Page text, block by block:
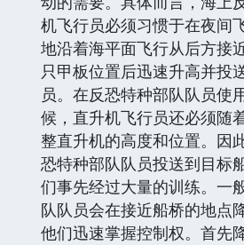
机飞行员必须习惯于在夜间
地沿着海平面飞行从后方接
只甲板位置后迅速升高并投
员。在反恐特种部队队员使
候，直升机飞行员还必须随
整直升机的高度和位置。因
恐特种部队队员投送到目标
们事先经过大量的训练。一
队队员会在接近船桥的地点
他们迅速掌握控制权。首先